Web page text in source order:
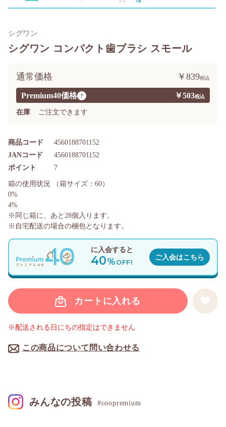
シグワン コンパクト歯ブラシ スモール
Premium40価格 ? ￥503
通常価格 ￥839
在庫 ご注文できます
商品コード 4560188701152
ポイント 7
JANコード 4560188701152
カートに入れる
この商品について問い合わせる
シグワン
※配送される日にちの指定はできません
に入会すると
40%OFF!
ご入会はこちら
箱の使用状況
（箱サイズ：60）
0%
4%
※同じ箱に、あと 28個入ります。
※自宅配送の場合の梱包となります。
みんなの投稿 #coopremium